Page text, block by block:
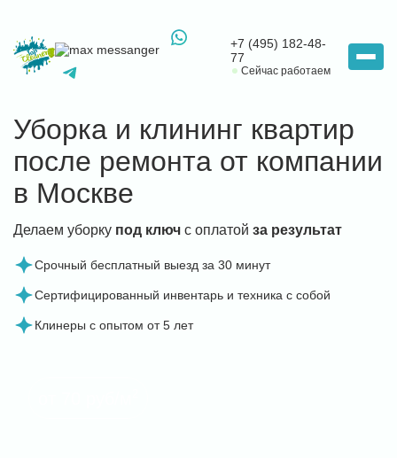
+7 (495) 182-48-
77
Сейчас работаем
Уборка и клининг квартир
после ремонта от компании
в Москве
Делаем уборку под ключ с оплатой за результат
Срочный бесплатный выезд за 30 минут
Сертифицированный инвентарь и техника с собой
Клинеры с опытом от 5 лет